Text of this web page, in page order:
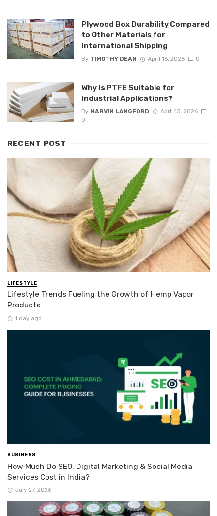
Plywood Box Durability Compared
to Other Materials for
International Shipping
By TIMOTHY DEAN April 16, 2026 0
Why Is PTFE Suitable for
Industrial Applications?
By MARVIN LANGFORD
April 15, 2026
0
RECENT POST
LIFESTYLE
Lifestyle Trends Fueling the Growth of Hemp Vapor
Products
1 day ago
BUSINESS
How Much Do SEO, Digital Marketing & Social Media
Services Cost in India?
July 27, 2026